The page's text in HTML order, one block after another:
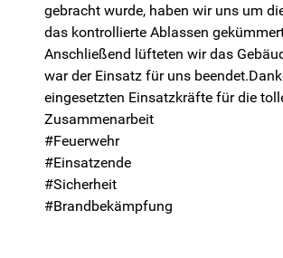
gebracht wurde, haben wir uns um
das kontrollierte Ablassen
Anschließend lüfteten wir das
war der Einsatz für uns
eingesetzten Einsatzkräfte für die
Zusammenarbeit
#Feuerwehr
#Einsatzende
#Sicherheit
#Brandbekämpfung